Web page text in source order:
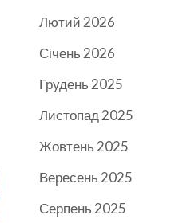
Лютий 2026
Січень 2026
Грудень 2025
Листопад 2025
Жовтень 2025
Вересень 2025
Серпень 2025